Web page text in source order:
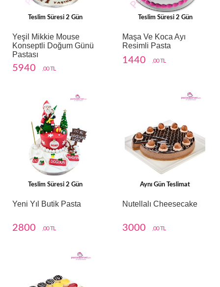
Teslim Süresi 2 Gün
Yeşil Mikkie Mouse
Konseptli Doğum Günü
Pastası
5940 ,00 TL
Teslim Süresi 2 Gün
Maşa Ve Koca Ayı
Resimli Pasta
1440 ,00 TL
Teslim Süresi 2 Gün
Yeni Yıl Butik Pasta
2800 ,00 TL
Aynı Gün Teslimat
Nutellalı Cheesecake
3000 ,00 TL